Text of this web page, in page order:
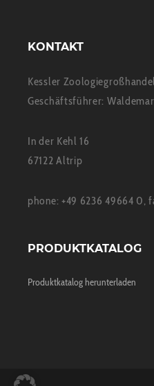
KONTAKT
Kessler
Geschäftsführer:
In der Kehl 16
67122 Altrip
phone: +49 6236 49664 0,
PRODUKTKATALOG
Produktkatalog herunterladen